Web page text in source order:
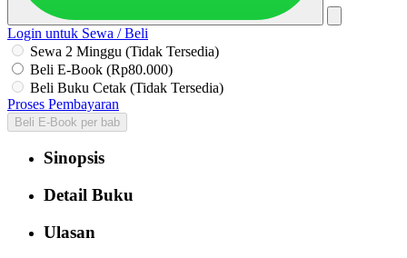
Login untuk Sewa / Beli
Sewa 2 Minggu (Tidak Tersedia)
Beli E-Book (Rp80.000)
Beli Buku Cetak (Tidak Tersedia)
Proses Pembayaran
Beli E-Book per bab
Sinopsis
Detail Buku
Ulasan